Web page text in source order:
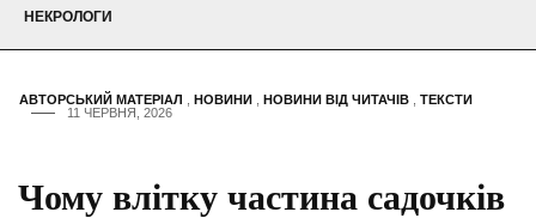
НЕКРОЛОГИ
АВТОРСЬКИЙ МАТЕРІАЛ НОВИНИ НОВИНИ ВІД ЧИТАЧІВ
ТЕКСТИ
11 ЧЕРВНЯ, 2026
Чому влітку частина садочків